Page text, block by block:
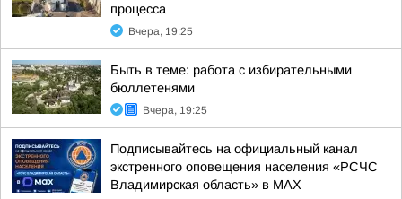
процесса
Вчера, 19:25
Быть в теме: работа с избирательными
бюллетенями
Вчера, 19:25
Подписывайтесь на официальный канал
экстренного оповещения населения «РСЧС
Владимирская область» в МАХ